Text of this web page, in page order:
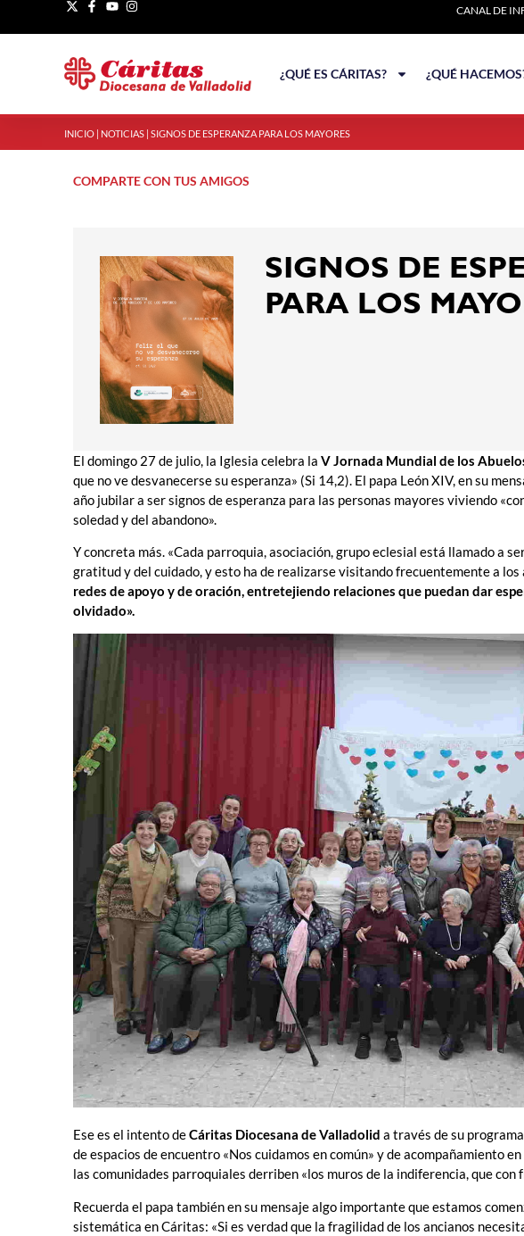
CANAL DE
¿QUÉ ES CÁRITAS? ¿QUÉ
INICIO | NOTICIAS | SIGNOS DE ESPERANZA PARA LOS MAYORES
COMPARTE CON TUS AMIGOS
SIGNOS DE
PARA LOS
El domingo 27 de julio, la Iglesia celebra la V Jornada Mundial de los
que no ve desvanecerse su esperanza» (Si 14,2). El papa León XIV, en su
año jubilar a ser signos de esperanza para las personas mayores viviendo
soledad y del abandono».
Y concreta más. «Cada parroquia, asociación, grupo eclesial está llamado a
gratitud y del cuidado, y esto ha de realizarse visitando frecuentemente a los
redes de apoyo y de oración, entretejiendo relaciones que puedan dar
olvidado».
Ese es el intento deCáritas Diocesana de Valladolid a través de su
de espacios de encuentro «Nos cuidamos en común» y de acompañamiento
las comunidades parroquiales derriben «los muros de la indiferencia, que con
Recuerda el papa también en su mensaje algo importante que estamos
sistemática en Cáritas: «Si es verdad que la fragilidad de los ancianos